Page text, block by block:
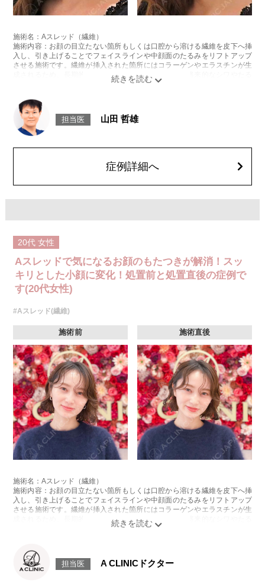
施術名：Aスレッド（繊維）
施術内容：お顔の目立たない箇所もしくは口腔から溶ける繊維を皮下へ挿
入し、引き上げることでフェイスラインや中顔面のたるみをリフトアップ
させる施術です。繊維が挿入された箇所にはコラーゲンやエラスチンが生
成されるため、長期的な美肌効果、肌質の改善効果、将来的なシワやたる
みの予防効果が期待できます。
リスク、副作用：腫れ、内出血、疼痛、頭痛、引き攣れ感などが生じるこ
とがございます。また、稀ではありますが、施術部位の細菌感染症、皮膚
のよれ、繊維の突出などが生じることがございます。化膿止め・痛み止め
を処方しております。服用により、何か異常があれば服用を中止してくだ
費用：1部位 184,800円(税込)
オプション：笑気麻酔 3,300円(税込)
担当医 山田 哲雄
症例詳細へ
20代 女性
Aスレッドで気になるお顔のもたつきが解消！スッ
キリとした小顔に変化！処置前と処置直後の症例で
す(20代女性)
#Aスレッド(繊維)
施術前 施術直後
施術名：Aスレッド（繊維）
施術内容：お顔の目立たない箇所もしくは口腔から溶ける繊維を皮下へ挿
入し、引き上げることでフェイスラインや中顔面のたるみをリフトアップ
させる施術です。繊維が挿入された箇所にはコラーゲンやエラスチンが生
成されるため、長期的な美肌効果、肌質の改善効果、将来的なシワやたる
みの予防効果が期待できます。
とがございます。また、稀ではありますが、施術部位の細菌感染症、皮膚
のよれ、繊維の突出などが生じることがございます。化膿止め・痛み止め
担当医 A CLINICドクター